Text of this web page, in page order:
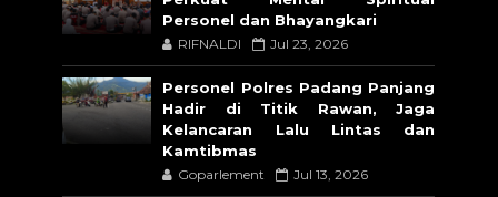
Personel dan Bhayangkari
RIFNALDI Jul 23, 2026
Personel Polres Padang Panjang
Hadir di Titik Rawan, Jaga
Kelancaran Lalu Lintas dan
Kamtibmas
Goparlement Jul 13, 2026